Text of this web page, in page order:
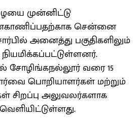
முன்னிட்டு
சென்னை
அனைத்து பகுதிகளிலும்
சோழிங்கநல்லூர் வரை 15
பொறியாளர்கள் மற்றும்
சிறப்பு அலுவலர்களாக
வெளியிட்டுள்ளது.